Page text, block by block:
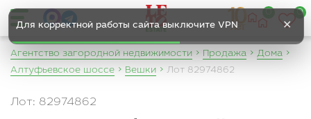
Для корректной работы сайта выключите VPN ✕
0
Агентство загородной недвижимости Продажа
Дома
Алтуфьевское шоссе
Вешки Лот 82974862
Лот: 82974862